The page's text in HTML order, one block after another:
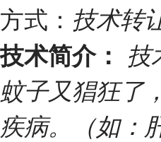
方式： 技术转
技术简介： 技
蚊子又猖狂了
疾病。（如：